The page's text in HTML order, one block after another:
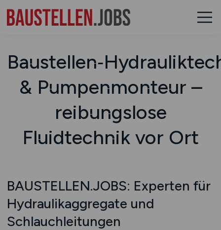
& Pumpenmonteur –
reibungslose
Fluidtechnik vor Ort
BAUSTELLEN.JOBS: Experten für
Hydraulikaggregate und
Schlauchleitungen